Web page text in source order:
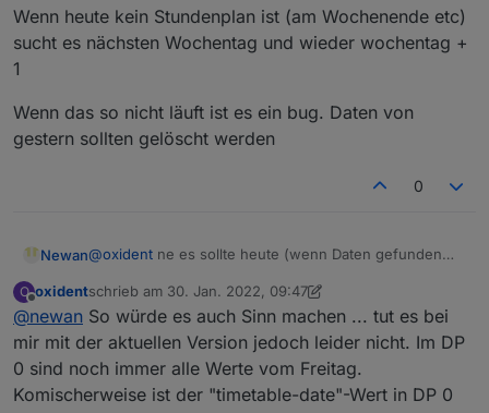
Außerdem würde ich auf Änderungen reagieren und
entsprechende Benachrichtigungen schicken.
Skript oder Blockly "transformieren" müsste hätte ich
auch kein Problem mit dem Vorschlag von
@elektrickser-de
Die jetzige Logik (letzter SCHULTAG und nächster
TAG) ist jedoch etwas schwierig...
Wenn heute kein Stundenplan ist (am Wochenende etc)
sucht es nächsten Wochentag und wieder wochentag +
1
Wenn das so nicht läuft ist es ein bug. Daten von
gestern sollten gelöscht werden
0
Newan@oxident ne es sollte heute (wenn Daten gefunden
Wenn heute kein Stundenplan ist (am Wochenende
etc) sucht es nächsten Wochentag und wieder
wochentag + 1
Wenn das so nicht läuft ist es ein bug. Daten von
gestern sollten gelöscht werden
O oxidentschrieb am 30. Jan. 2022, 09:47
zuletzt editiert von oxident
@newan So würde es auch Sinn machen ... tut es bei
mir mit der aktuellen Version jedoch leider nicht. Im DP
0 sind noch immer alle Werte vom Freitag.
Komischerweise ist der "timetable-date"-Wert in DP 0